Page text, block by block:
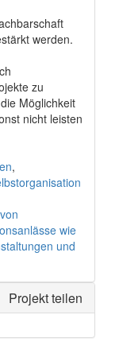
werden.
zu
Möglichkeit
nicht leisten
,
wie
und
Projekt teilen